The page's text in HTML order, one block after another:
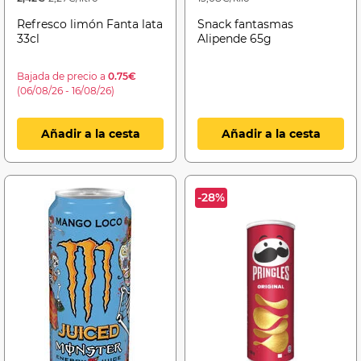
Refresco limón Fanta lata
33cl
Bajada de precio a 0.75€
(06/08/26 - 16/08/26)
Añadir a la cesta
Snack fantasmas
Alipende 65g
Añadir a la cesta
-28%